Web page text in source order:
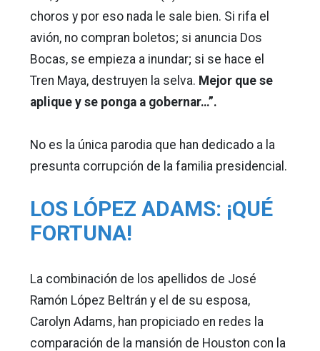
choros y por eso nada le sale bien. Si rifa el
avión, no compran boletos; si anuncia Dos
Bocas, se empieza a inundar; si se hace el
Tren Maya, destruyen la selva. Mejor que se
aplique y se ponga a gobernar…”.
No es la única parodia que han dedicado a la
presunta corrupción de la familia presidencial.
LOS LÓPEZ ADAMS: ¡QUÉ
FORTUNA!
La combinación de los apellidos de José
Ramón López Beltrán y el de su esposa,
Carolyn Adams, han propiciado en redes la
comparación de la mansión de Houston con la